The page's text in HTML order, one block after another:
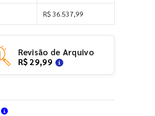
R$ 36.537,99
Revisão de Arquivo
R$ 29,99
Verifique as condições de entrega